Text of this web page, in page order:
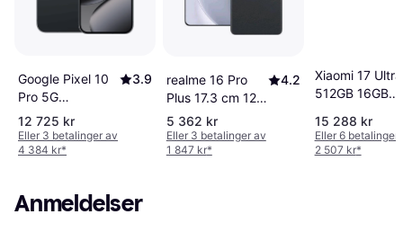
Google Pixel 10
Pro 5G
Smarttelefon
3.9
12 725 kr
Eller 3 betalinger av
4 384 kr*
realme 16 Pro
Plus 17.3 cm 12
GB 512 GB
4.2
5 362 kr
Eller 3 betalinger av
1 847 kr*
Xiaomi 17 Ultra
512GB 16GB
15 288 kr
Eller 6 betalinger
2 507 kr*
Anmeldelser